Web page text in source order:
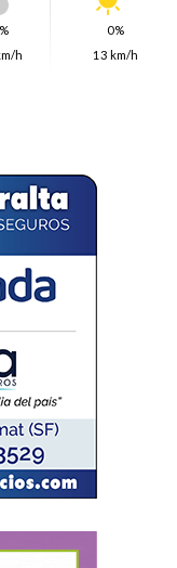
h
0%
13 km/h